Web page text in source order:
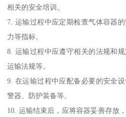
相关的安全培训。
7. 运输过程中应定期检查气体容器
力等指标。
8. 运输过程中应遵守相关的法规和
运输法规等。
9. 在运输过程中应配备必要的安全
警器、防护装备等。
10. 运输结束后，应将容器妥善存放